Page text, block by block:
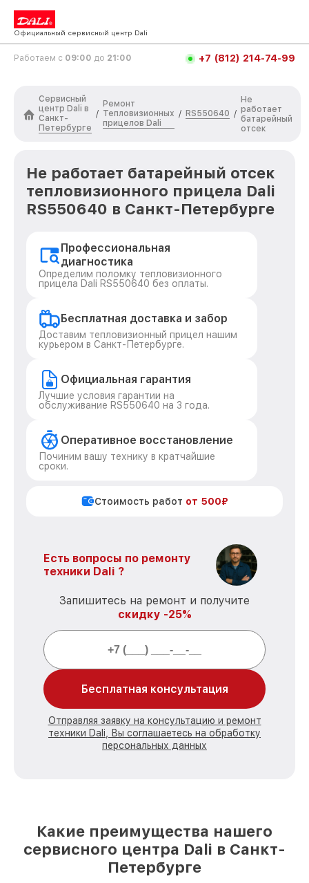
Официальный сервисный центр Dali
Работаем с 09:00 до 21:00 +7 (812) 214-74-99
Сервисный
центр Dali в
Санкт-
Петербурге
/
Ремонт
Тепловизионных
прицелов Dali
/ RS550640 /
Не
работает
батарейный
отсек
Не работает батарейный отсек
тепловизионного прицела Dali
RS550640 в Санкт-Петербурге
Профессиональная
диагностика
Определим поломку тепловизионного
прицела Dali RS550640 без оплаты.
Бесплатная доставка и забор
Доставим тепловизионный прицел нашим
курьером в Санкт-Петербурге.
Официальная гарантия
Лучшие условия гарантии на
обслуживание RS550640 на 3 года.
Оперативное восстановление
Починим вашу технику в кратчайшие
сроки.
Стоимость работ от 500₽
Есть вопросы по ремонту
техники Dali ?
Запишитесь на ремонт и получите
скидку -25%
Бесплатная консультация
Отправляя заявку на консультацию и ремонт
техники Dali, Вы соглашаетесь на обработку
персональных данных
Какие преимущества нашего
сервисного центра Dali в Санкт-
Петербурге